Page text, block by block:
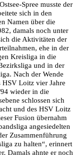
Spree musste der
sich in den
Namen über die
damals noch unter
die Aktivitäten der
ehe in der
Kreisliga in die
und in der
Nach der Wende
HSV Loitz vier Jahre
wieder in die
schlossen sich
und des HSV Loitz
Fusion übernahm
angesiedelten
Zusammenführung
zu halten“, erinnert
Damals ahnte er noch